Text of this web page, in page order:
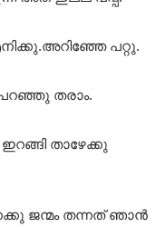
പറ്റു.
തരാം.
താഴേക്കു
ജന്മം തന്നത് ഞാൻ